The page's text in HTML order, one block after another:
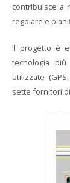
contribuisce a
regolare e
Il progetto è
tecnologia
utilizzate
sette fornitori